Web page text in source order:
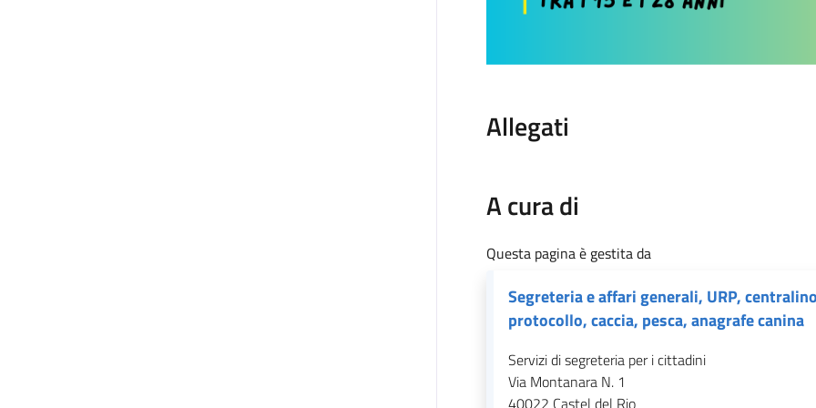
Allegati
A cura di
Questa pagina è gestita da
Segreteria e affari generali, URP,
protocollo, caccia, pesca, anagrafe canina
Servizi di segreteria per i cittadini
Via Montanara N. 1